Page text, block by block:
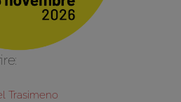
Trasimeno